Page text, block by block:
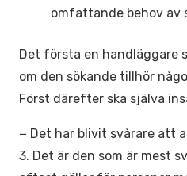
omfattande behov av
Det första en handläggare
om den sökande tillhör
Först därefter ska själva
− Det har blivit svårare att
3. Det är den som är mest